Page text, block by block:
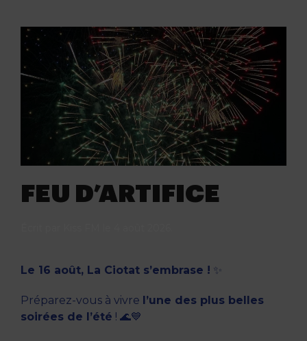
FEU D’ARTIFICE
Le 16 août, La Ciotat s’embrase ! ✨
Préparez-vous à vivre l’une des plus belles
soirées de l’été ! 🌊💙